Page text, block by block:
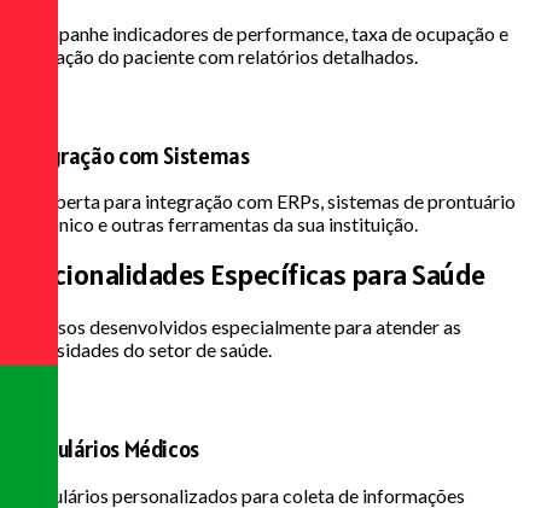
Acompanhe indicadores de performance, taxa de ocupação e
satisfação do paciente com relatórios detalhados.
Integração com Sistemas
API aberta para integração com ERPs, sistemas de prontuário
eletrônico e outras ferramentas da sua instituição.
Funcionalidades Específicas para Saúde
Recursos desenvolvidos especialmente para atender as
necessidades do setor de saúde.
Formulários Médicos
Formulários personalizados para coleta de informações